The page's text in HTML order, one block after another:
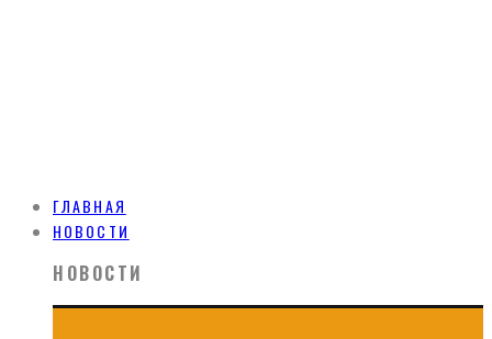
ГЛАВНАЯ
НОВОСТИ
НОВОСТИ